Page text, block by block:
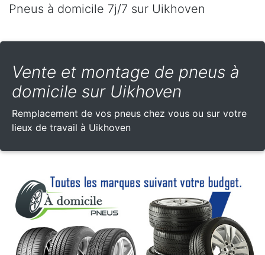
Pneus à domicile 7j/7 sur Uikhoven
Vente et montage de pneus à
domicile sur Uikhoven
Remplacement de vos pneus chez vous ou sur votre
lieux de travail à Uikhoven